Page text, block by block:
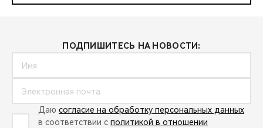
ПОДПИШИТЕСЬ НА НОВОСТИ:
Даю согласие на обработку персональных данных
в соответствии с политикой в отношении